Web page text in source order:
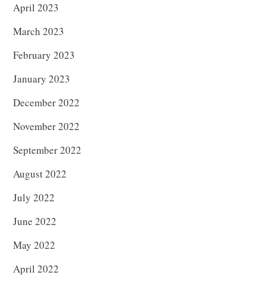
April 2023
March 2023
February 2023
January 2023
December 2022
November 2022
September 2022
August 2022
July 2022
June 2022
May 2022
April 2022